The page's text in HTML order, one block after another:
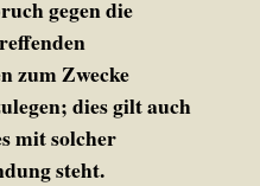
gegen die
zum Zwecke
dies gilt auch
mit solcher
steht.